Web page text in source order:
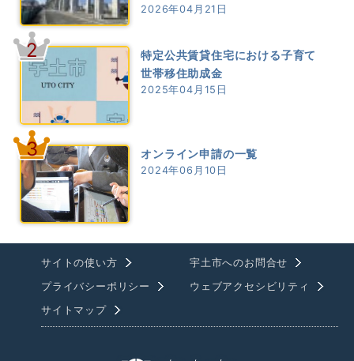
2026年04月21日
2
特定公共賃貸住宅における子育て
世帯移住助成金
2025年04月15日
3 オンライン申請の一覧
2024年06月10日
サイトの使い方
宇土市へのお問合せ
プライバシーポリシー
ウェブアクセシビリティ
サイトマップ